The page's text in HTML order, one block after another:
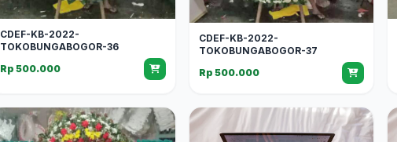
CDEF-KB-2022-
TOKOBUNGABOGOR-36
Rp 500.000
CDEF-KB-2022-
TOKOBUNGABOGOR-37
Rp 500.000